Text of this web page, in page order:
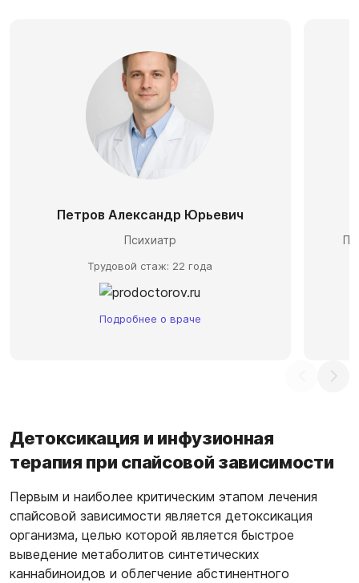
Петров Александр Юрьевич
Психиатр
Трудовой стаж: 22 года
Подробнее о враче
Детоксикация и инфузионная
терапия при спайсовой зависимости
Первым и наиболее критическим этапом лечения
спайсовой зависимости является детоксикация
организма, целью которой является быстрое
выведение метаболитов синтетических
каннабиноидов и облегчение абстинентного